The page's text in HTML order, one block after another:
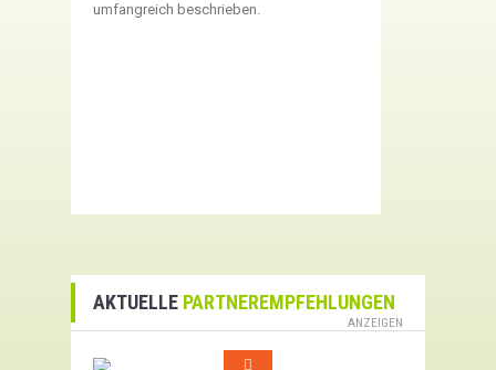
umfangreich beschrieben.
AKTUELLE PARTNEREMPFEHLUNGEN
ANZEIGEN